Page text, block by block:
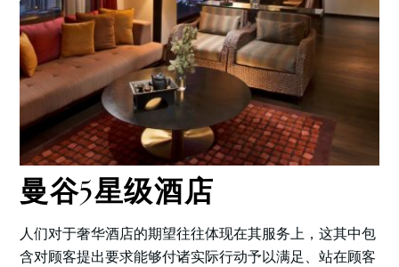
曼谷5星级酒店
人们对于奢华酒店的期望往往体现在其服务上，这其中包
含对顾客提出要求能够付诸实际行动予以满足、站在顾客